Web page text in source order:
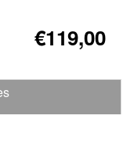
€119,00